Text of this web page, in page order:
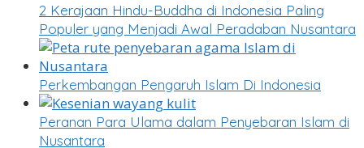
2 Kerajaan Hindu-Buddha di Indonesia Paling
Populer yang Menjadi Awal Peradaban Nusantara
Perkembangan Pengaruh Islam Di Indonesia
Peranan Para Ulama dalam Penyebaran Islam di
Nusantara